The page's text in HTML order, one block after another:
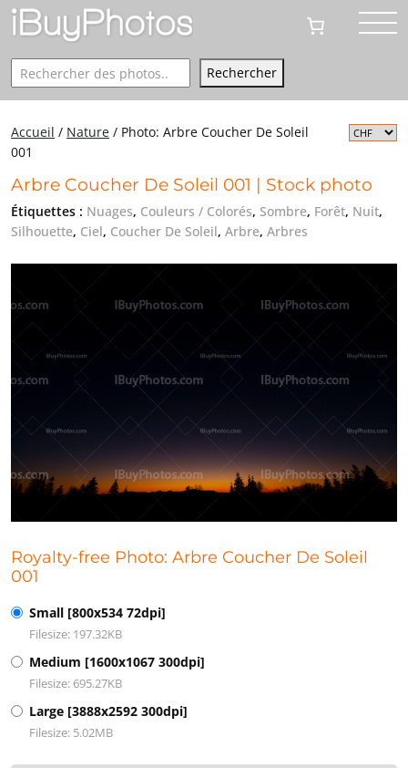
Rechercher Rechercher
Accueil / Nature / Photo: Arbre Coucher De Soleil
001
Arbre Coucher De Soleil 001 | Stock photo
Étiquettes : Nuages, Couleurs / Colorés, Sombre, Forêt, Nuit,
Silhouette, Ciel, Coucher De Soleil, Arbre, Arbres
Royalty-free Photo: Arbre Coucher De Soleil
001
Small [800x534 72dpi]
Filesize: 197.32KB
Medium [1600x1067 300dpi]
Filesize: 695.27KB
Large [3888x2592 300dpi]
Filesize: 5.02MB